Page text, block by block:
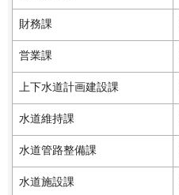
財務課
営業課
上下水道計画建設課
水道維持課
水道管路整備課
水道施設課